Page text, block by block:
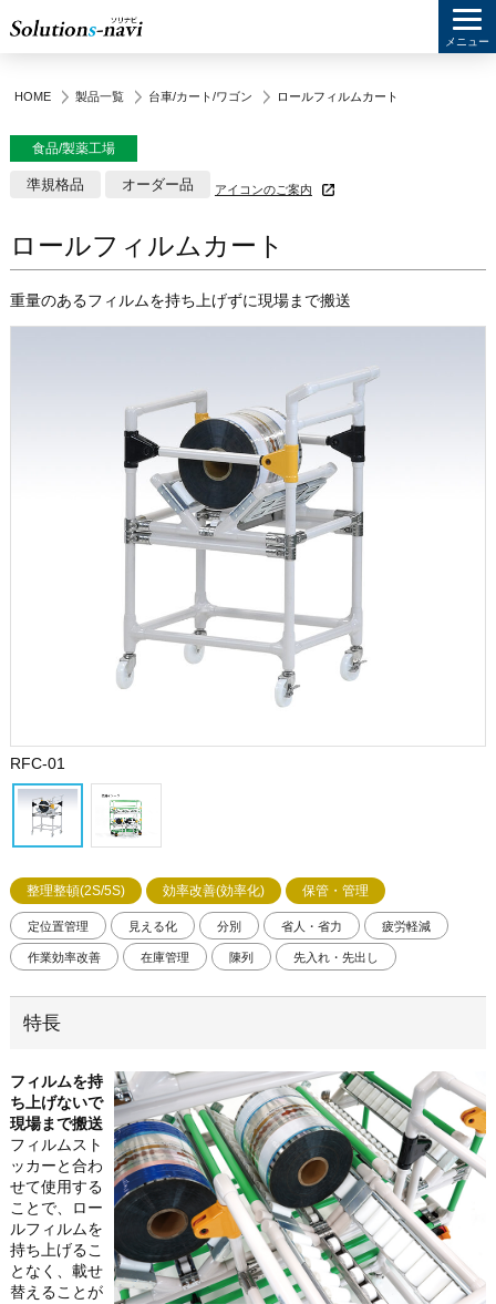
HOME 製品一覧 台車/カート/ワゴン ロールフィルムカート
食品/製薬工場
準規格品 オーダー品 アイコンのご案内
ロールフィルムカート
重量のあるフィルムを持ち上げずに現場まで搬送
RFC-01
整理整頓(2S/5S) 効率改善(効率化) 保管・管理
定位置管理 見える化 分別 省人・省力 疲労軽減
作業効率改善 在庫管理 陳列 先入れ・先出し
特長
フィルムを持
ち上げないで
現場まで搬送
フィルムスト
ッカーと合わ
せて使用する
ことで、ロー
ルフィルムを
持ち上げるこ
となく、載せ
替えることが
メニュー